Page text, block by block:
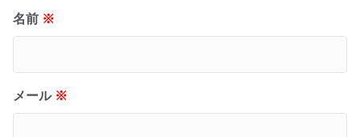
名前 ※
メール ※